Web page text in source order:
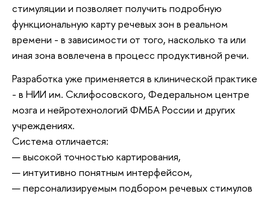
стимуляции и позволяет получить подробную
функциональную карту речевых зон в реальном
времени - в зависимости от того, насколько та или
иная зона вовлечена в процесс продуктивной речи.
Разработка уже применяется в клинической практике
- в НИИ им. Склифосовского, Федеральном центре
мозга и нейротехнологий ФМБА России и других
учреждениях.
Система отличается:
— высокой точностью картирования,
— интуитивно понятным интерфейсом,
— персонализируемым подбором речевых стимулов